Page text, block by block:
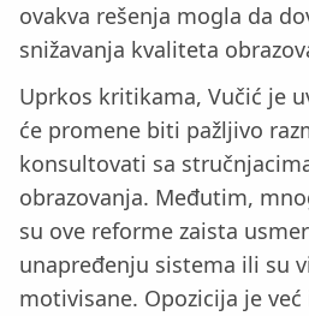
ovakva rešenja mogla da
snižavanja kvaliteta
Uprkos kritikama, Vučić je
će promene biti pažljivo
konsultovati sa
obrazovanja. Međutim,
su ove reforme zaista
unapređenju sistema ili su
motivisane. Opozicija je već